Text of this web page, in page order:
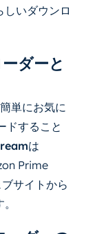
しいダウンロ
ダーと
単にお気に
ドすること
は
Prime
サイトから